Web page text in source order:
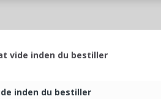
vide inden du bestiller
inden du bestiller